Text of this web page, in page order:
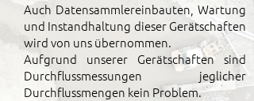
Auch Datensammlereinbauten, Wartung
und Instandhaltung dieser Gerätschaften
wird von uns übernommen.
Aufgrund unserer Gerätschaften sind
Durchflussmessungen jeglicher
Durchflussmengen kein Problem.